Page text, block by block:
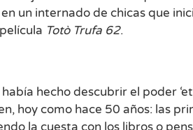
un internado de chicas que
Totò Trufa 62.
hecho descubrir el poder
hoy como hace 50 años: las
la cuesta con los libros o